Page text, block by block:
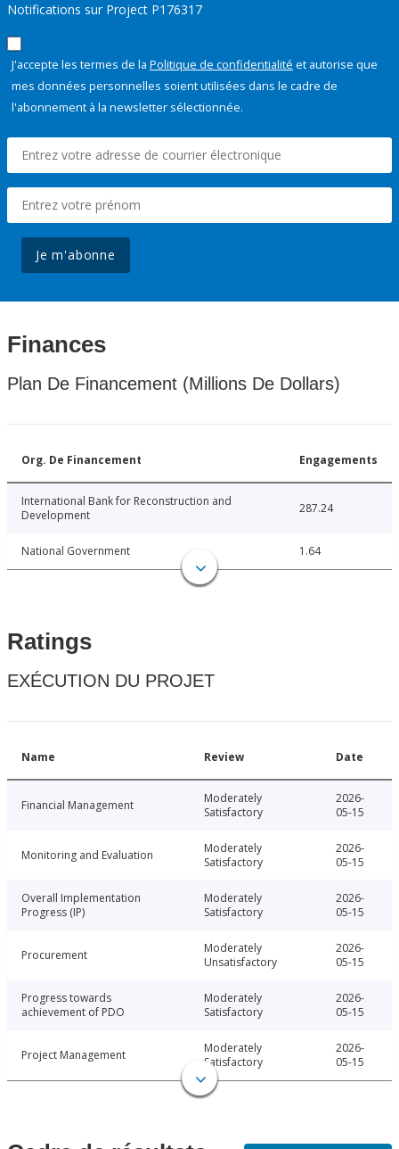
Notifications sur Project P176317
J'accepte les termes de la Politique de confidentialité et autorise que
mes données personnelles soient utilisées dans le cadre de
l'abonnement à la newsletter sélectionnée.
Je m'abonne
Finances
Plan De Financement (Millions De Dollars)
Org. De Financement Engagements
International Bank for Reconstruction and
Development
287.24
National Government 1.64
Ratings
EXÉCUTION DU PROJET
Name Review Date
Financial Management
Moderately
Satisfactory
2026-
05-15
Monitoring and Evaluation
Moderately
Satisfactory
2026-
05-15
Overall Implementation
Progress (IP)
Moderately
Satisfactory
2026-
05-15
Procurement
Moderately
Unsatisfactory
2026-
05-15
Progress towards
achievement of PDO
Moderately
Satisfactory
2026-
05-15
Project Management
Moderately
Satisfactory
2026-
05-15